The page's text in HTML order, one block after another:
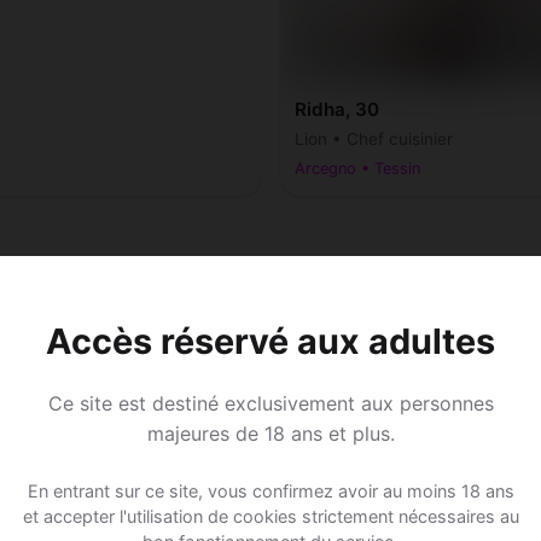
Accès réservé aux adultes
Ce site est destiné exclusivement aux personnes
majeures de 18 ans et plus.
En entrant sur ce site, vous confirmez avoir au moins 18 ans
et accepter l'utilisation de cookies strictement nécessaires au
Ridha, 30
Arcegno • Tessin